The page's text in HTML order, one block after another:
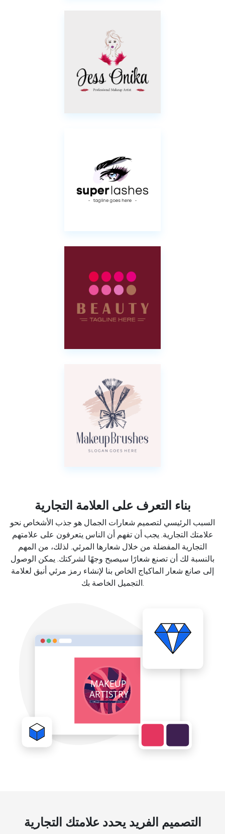
بناء التعرف على العلامة التجارية
السبب الرئيسي لتصميم شعارات الجمال هو جذب الأشخاص نحو
علامتك التجارية. يجب أن تفهم أن الناس يتعرفون على علامتهم
التجارية المفضلة من خلال شعارها المرئي. لذلك، من المهم
بالنسبة لك أن تصنع شعارًا سيصبح وجهًا لشركتك. يمكن الوصول
إلى صانع شعار الماكياج الخاص بنا لإنشاء رمز مرئي أنيق لعلامة
التجميل الخاصة بك.
التصميم الفريد يحدد علامتك التجارية